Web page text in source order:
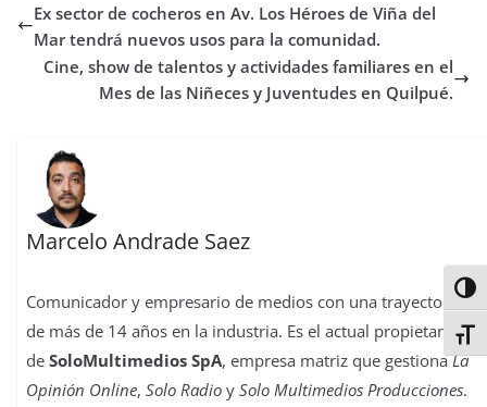
o
o
k
e
r
A
p
p
d
o
n
r
e
s
t
r
d
I
n
r
t
i
Ex sector de cocheros en Av. Los Héroes de Viña del
Mar tendrá nuevos usos para la comunidad.
Cine, show de talentos y actividades familiares en el
Mes de las Niñeces y Juventudes en Quilpué.
Marcelo Andrade Saez
Comunicador y empresario de medios con una trayectoria
de más de 14 años en la industria. Es el actual propietario
deSoloMultimedios SpA, empresa matriz que gestionaLa
Opinión Online,Solo Radio ySolo Multimedios Producciones.